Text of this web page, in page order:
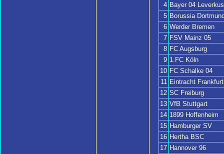
4 Bayer 04
5 Borussia
6 Werder Bremen
7 FSV Mainz 05
8 FC Augsburg
9 1.FC Köln
10 FC Schalke 04
11 Eintracht Frankfurt
12 SC Freiburg
13 VfB Stuttgart
14 1899 Hoffenheim
15 Hamburger SV
16 Hertha BSC
17 Hannover 96